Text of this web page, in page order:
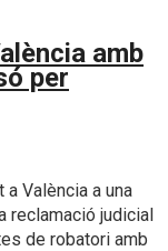
amb
per
València a una
reclamació judicial
de robatori amb